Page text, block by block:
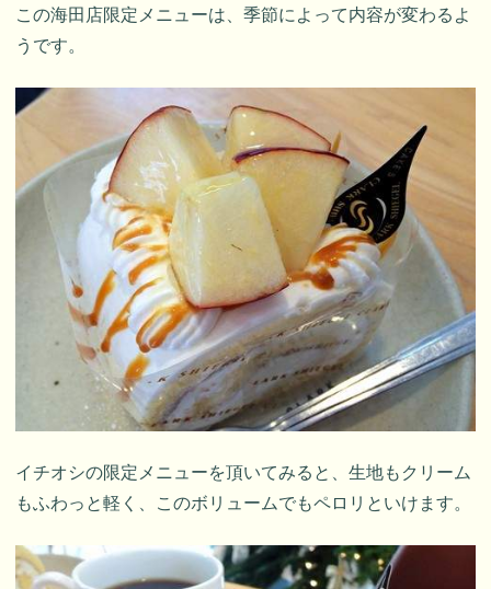
この海田店限定メニューは、季節によって内容が変わるよ
うです。
イチオシの限定メニューを頂いてみると、生地もクリーム
もふわっと軽く、このボリュームでもペロリといけます。